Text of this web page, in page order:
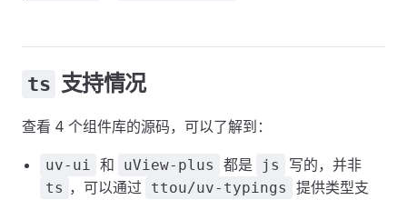
ts 支持情况
查看 4 个组件库的源码，可以了解到：
uv-ui 和 uView-plus 都是 js 写的，并非
ts ，可以通过 ttou/uv-typings
提供类型支